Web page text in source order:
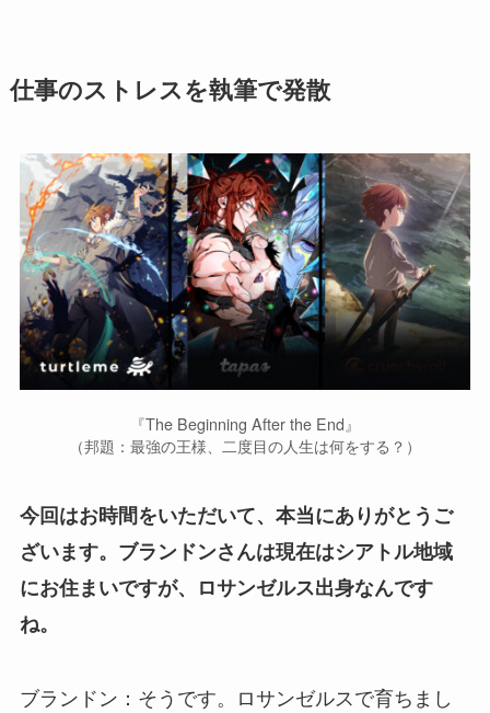
仕事のストレスを執筆で発散
『The Beginning After the End』
（邦題：最強の王様、二度目の人生は何をする？）
今回はお時間をいただいて、本当にありがとうご
ざいます。ブランドンさんは現在はシアトル地域
にお住まいですが、ロサンゼルス出身なんです
ね。
ブランドン：そうです。ロサンゼルスで育ちまし